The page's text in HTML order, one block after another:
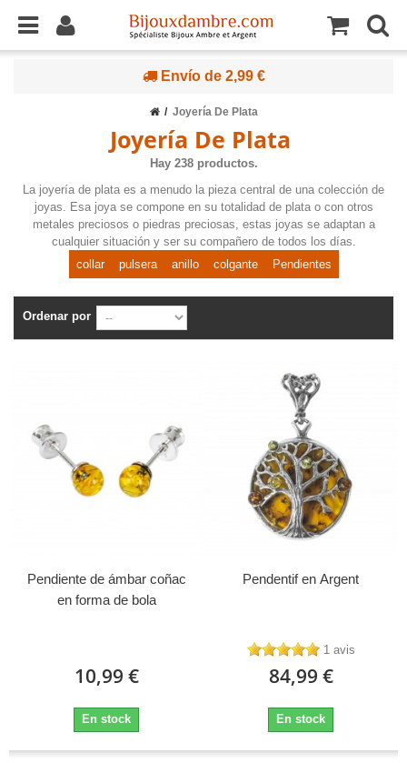
Envío de 2,99 €
Joyería De Plata
Joyería De Plata
Hay 238 productos.
La joyería de plata es a menudo la pieza central de una colección de
joyas. Esa joya se compone en su totalidad de plata o con otros
metales preciosos o piedras preciosas, estas joyas se adaptan a
cualquier situación y ser su compañero de todos los días.
collar
pulsera anillo colgante Pendientes
Ordenar por
Pendiente de ámbar coñac
en forma de bola
10,99 €
En stock
Pendentif en Argent
1 avis
84,99 €
En stock